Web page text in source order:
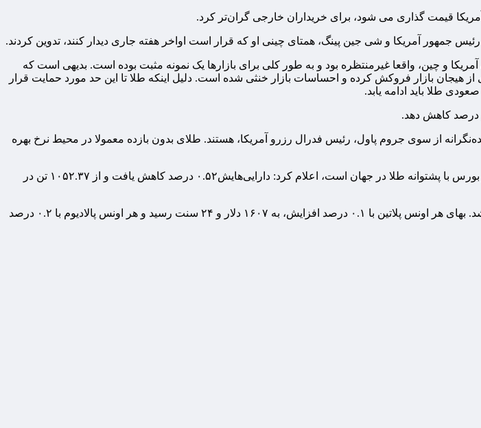
آمریکا قیمت گذاری می شود، برای خریداران خارجی گران‌تر کرد.
جمهور آمریکا و شی جین پینگ، همتای چینی او که قرار است اواخر هفته جاری دیدار کنند، تدوین کردند.
و چین، واقعا غیرمنتظره بود و به طور کلی برای بازارها یک نمونه مثبت بوده است. بدیهی است که
هیجان بازار فروکش کرده و احساسات بازار خنثی شده است. دلیل اینکه طلا تا این حد مورد حمایت قرار
طلا باید ادامه یابد.
درصد کاهش دهد.
از سوی جروم پاول، رئیس فدرال رزرو آمریکا، هستند. طلای بدون بازده معمولا در محیط نرخ بهره
طبق گزارش رویترز، «اس‌پی‌دی‌آر گلد تراست» که بزرگترین صندوق سرمایه‌گذاری قابل معامله در بورس با پشتوانه طلا در جهان است، اعلام کرد: دارایی‌هایش۰.۵۲ درصد کاهش یافت و از ۱۰۵۲.۳۷ تن در
در بازار سایر فلزات ارزشمند، بهای هر اونس نقره با ۰.۳ درصد کاهش، ۴۸ دلار و ۴۲ سنت معامله شد. بهای هر اونس پلاتین با ۰.۱ درصد افزایش، به ۱۶۰۷ دلار و ۲۴ سنت رسید و هر اونس پالادیوم با ۰.۲ درصد